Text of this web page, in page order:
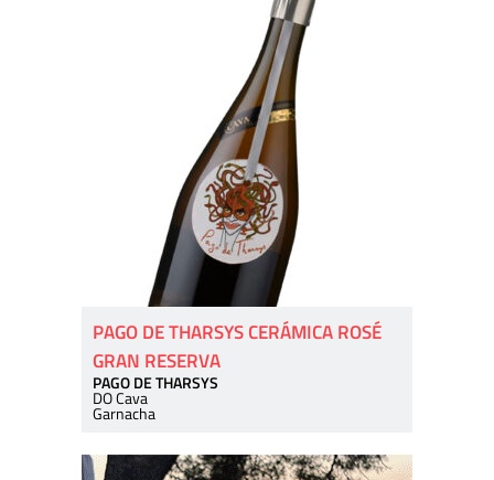
PAGO DE THARSYS CERÁMICA ROSÉ
GRAN RESERVA
PAGO DE THARSYS
DO Cava
Garnacha